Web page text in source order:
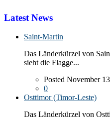
Latest News
Saint-Martin
Das Länderkürzel von
sieht die Flagge...
Posted November
0
Osttimor (Timor-Leste)
Das Länderkürzel von